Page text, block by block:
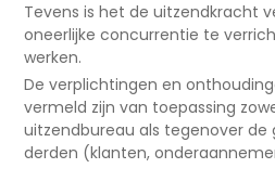
Tevens is het de uitzendkracht
oneerlijke concurrentie te
werken.
De verplichtingen en
vermeld zijn van toepassing
uitzendbureau als tegenover de
derden (klanten,